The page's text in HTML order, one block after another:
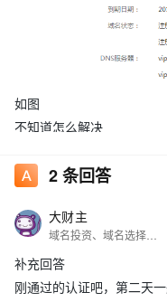
如图
不知道怎么解决
2条回答
大财主
补充回答
刚通过的认证吧，第二天